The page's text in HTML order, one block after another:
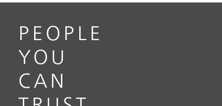
PEOPLE
YOU
CAN